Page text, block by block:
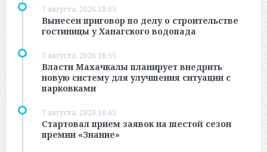
7 августа, 2026 18:05
Вынесен приговор по делу о строительстве
гостиницы у Ханагского водопада
7 августа, 2026 16:55
Власти Махачкалы планирует внедрить
новую систему для улучшения ситуации с
парковками
7 августа, 2026 16:45
Стартовал прием заявок на шестой сезон
премии «Знание»